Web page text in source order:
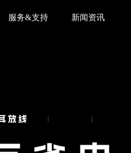
服务&支持 新闻资讯